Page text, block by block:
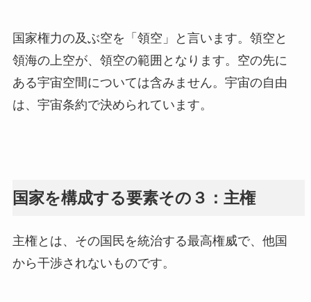
国家権力の及ぶ空を「領空」と言います。領空と
領海の上空が、領空の範囲となります。空の先に
ある宇宙空間については含みません。宇宙の自由
は、宇宙条約で決められています。
国家を構成する要素その３：主権
主権とは、その国民を統治する最高権威で、他国
から干渉されないものです。